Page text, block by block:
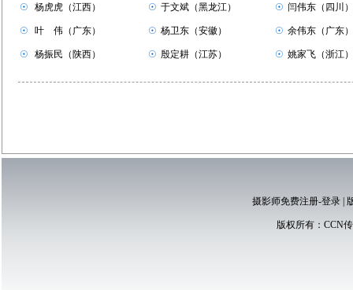
☉ 杨虎虎（江西） ☉ 于文斌（黑龙江） ☉ 闫伟东（四川）
☉ 叶 伟（广东） ☉ 杨卫东（安徽） ☉ 余伟东（广东）
☉ 杨振民（陕西） ☉ 殷定耕（江苏） ☉ 姚家飞（浙江）
摄影师免费注册-登录|
版权所有： CCN